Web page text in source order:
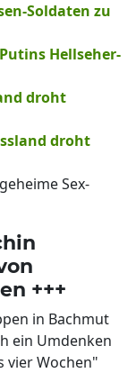
Soldaten zu
Hellseher-
droht
droht
Sex-
+++
in Bachmut
ein Umdenken
vier Wochen"